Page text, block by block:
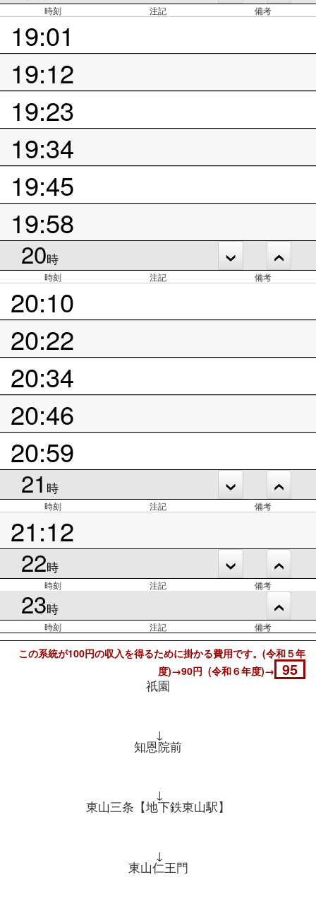
時刻 注記 備考
19:01
19:12
19:23
19:34
19:45
19:58
20時
時刻 注記 備考
20:10
20:22
20:34
20:46
20:59
21 時
時刻 注記 備考
21:12
22時
時刻 注記 備考
23時
時刻 注記 備考
この系統が100円の収入を得るために掛かる費用です。(令和５年
度)→90円 (令和６年度)→ 95
祇園
↓
知恩院前
↓
東山三条【地下鉄東山駅】
↓
東山仁王門